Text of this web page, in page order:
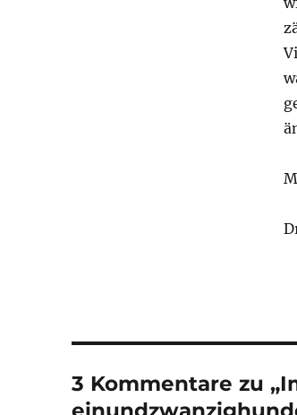
3 Kommentare zu